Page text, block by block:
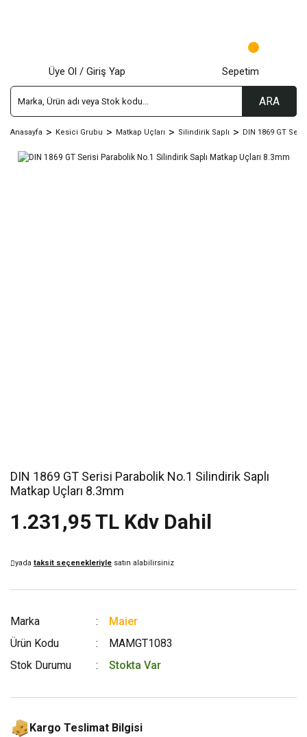
ARA
Üye Ol / Giriş Yap Sepetim
Anasayfa Kesici Grubu Matkap Uçları Silindirik Saplı DIN 1869 GT
DIN 1869 GT Serisi Parabolik No.1 Silindirik Saplı
Matkap Uçları 8.3mm
1.231,95 TL Kdv Dahil
yada taksit seçenekleriyle satın alabilirsiniz
Marka
Maier
Ürün Kodu
MAMGT1083
Stok Durumu
Stokta Var
Kargo Teslimat Bilgisi